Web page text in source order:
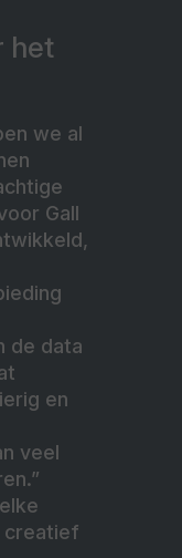
het
we al
Gall
de data
en
veel
creatief